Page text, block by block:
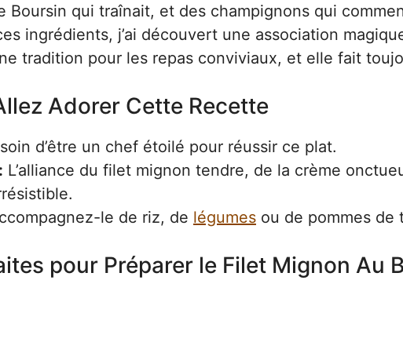
Boursin qui traînait, et des champignons qui
ingrédients, j’ai découvert une association
tradition pour les repas conviviaux, et elle fait
Adorer Cette Recette
d’être un chef étoilé pour réussir ce plat.
L’alliance du filet mignon tendre, de la crème
le de riz, de légumes ou de pommes de
pour Préparer le Filet Mignon Au